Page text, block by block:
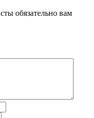
обязательно вам